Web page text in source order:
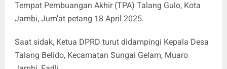
Tempat Pembuangan Akhir (TPA) Talang Gulo, Kota
Jambi, Jum’at petang 18 April 2025.
Saat sidak, Ketua DPRD turut didampingi Kepala Desa
Talang Belido, Kecamatan Sungai Gelam, Muaro